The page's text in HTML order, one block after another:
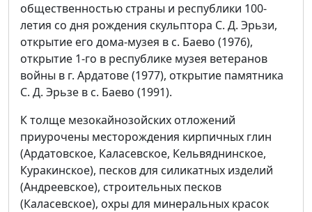
общественностью страны и республики 100-
летия со дня рождения скульптора С. Д. Эрьзи,
открытие его дома-музея в с. Баево (1976),
открытие 1-го в республике музея ветеранов
войны в г. Ардатове (1977), открытие памятника
С. Д. Эрьзе в с. Баево (1991).
К толще мезокайнозойских отложений
приурочены месторождения кирпичных глин
(Ардатовское, Каласевское, Кельвяднинское,
Куракинское), песков для силикатных изделий
(Андреевское), строительных песков
(Каласевское), охры для минеральных красок